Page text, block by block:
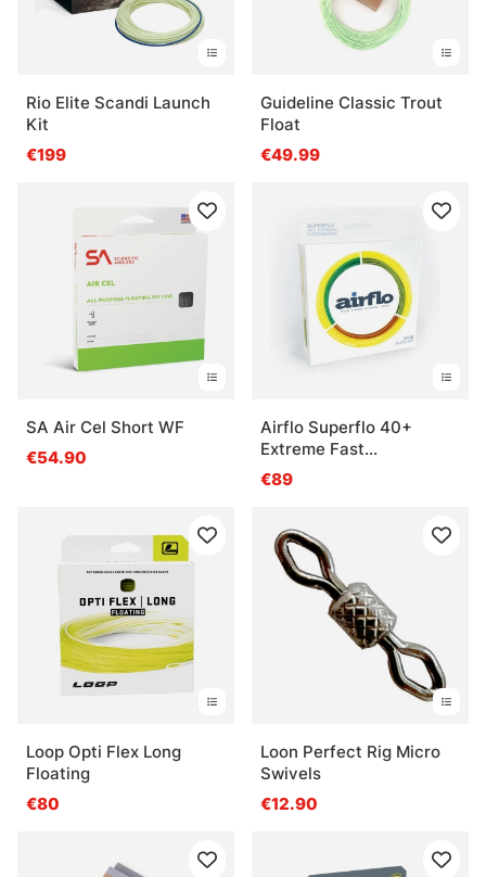
Rio Elite Scandi Launch
Kit
€199
Guideline Classic Trout
Float
€49.99
SA Air Cel Short WF
€54.90
Airflo Superflo 40+
Extreme Fast
Intermediate Fly Line
€89
Loop Opti Flex Long
Floating
€80
Loon Perfect Rig Micro
Swivels
€12.90